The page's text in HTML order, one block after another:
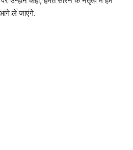
ले जाएंगे.